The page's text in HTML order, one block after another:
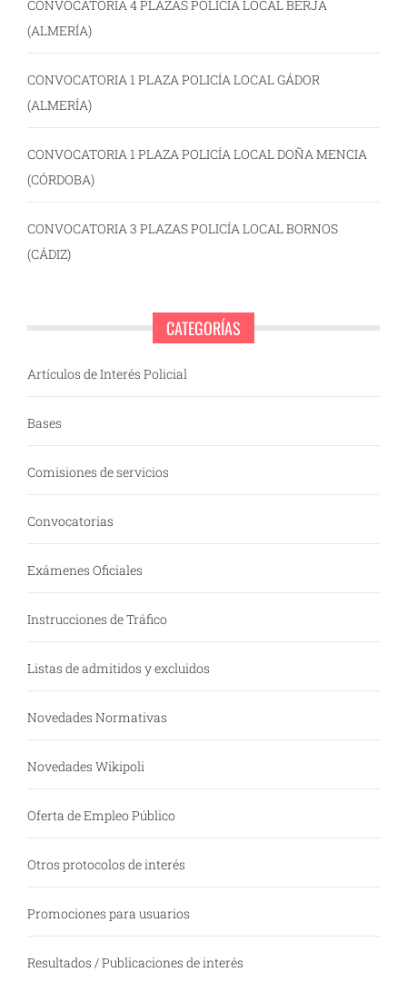
CONVOCATORIA 4 PLAZAS POLICÍA LOCAL BERJA
(ALMERÍA)
CONVOCATORIA 1 PLAZA POLICÍA LOCAL GÁDOR
(ALMERÍA)
CONVOCATORIA 1 PLAZA POLICÍA LOCAL DOÑA MENCIA
(CÓRDOBA)
CONVOCATORIA 3 PLAZAS POLICÍA LOCAL BORNOS
(CÁDIZ)
CATEGORÍAS
Artículos de Interés Policial
Bases
Comisiones de servicios
Convocatorias
Exámenes Oficiales
Instrucciones de Tráfico
Listas de admitidos y excluidos
Novedades Normativas
Novedades Wikipoli
Oferta de Empleo Público
Otros protocolos de interés
Promociones para usuarios
Resultados / Publicaciones de interés